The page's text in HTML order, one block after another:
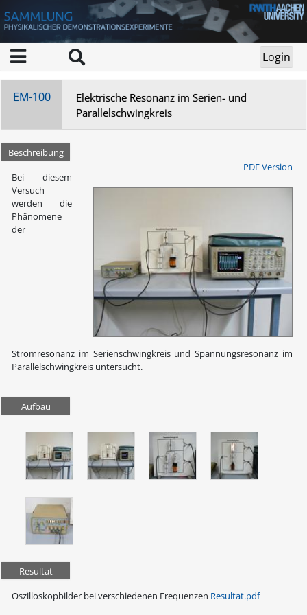
EM-100
Elektrische Resonanz im Serien- und
Parallelschwingkreis
Beschreibung
PDF Version
Bei diesem
Versuch
werden die
Phänomene
der
Stromresonanz im Serienschwingkreis und Spannungsresonanz im
Parallelschwingkreis untersucht.
Aufbau
Resultat
Oszilloskopbilder bei verschiedenen Frequenzen Resultat.pdf